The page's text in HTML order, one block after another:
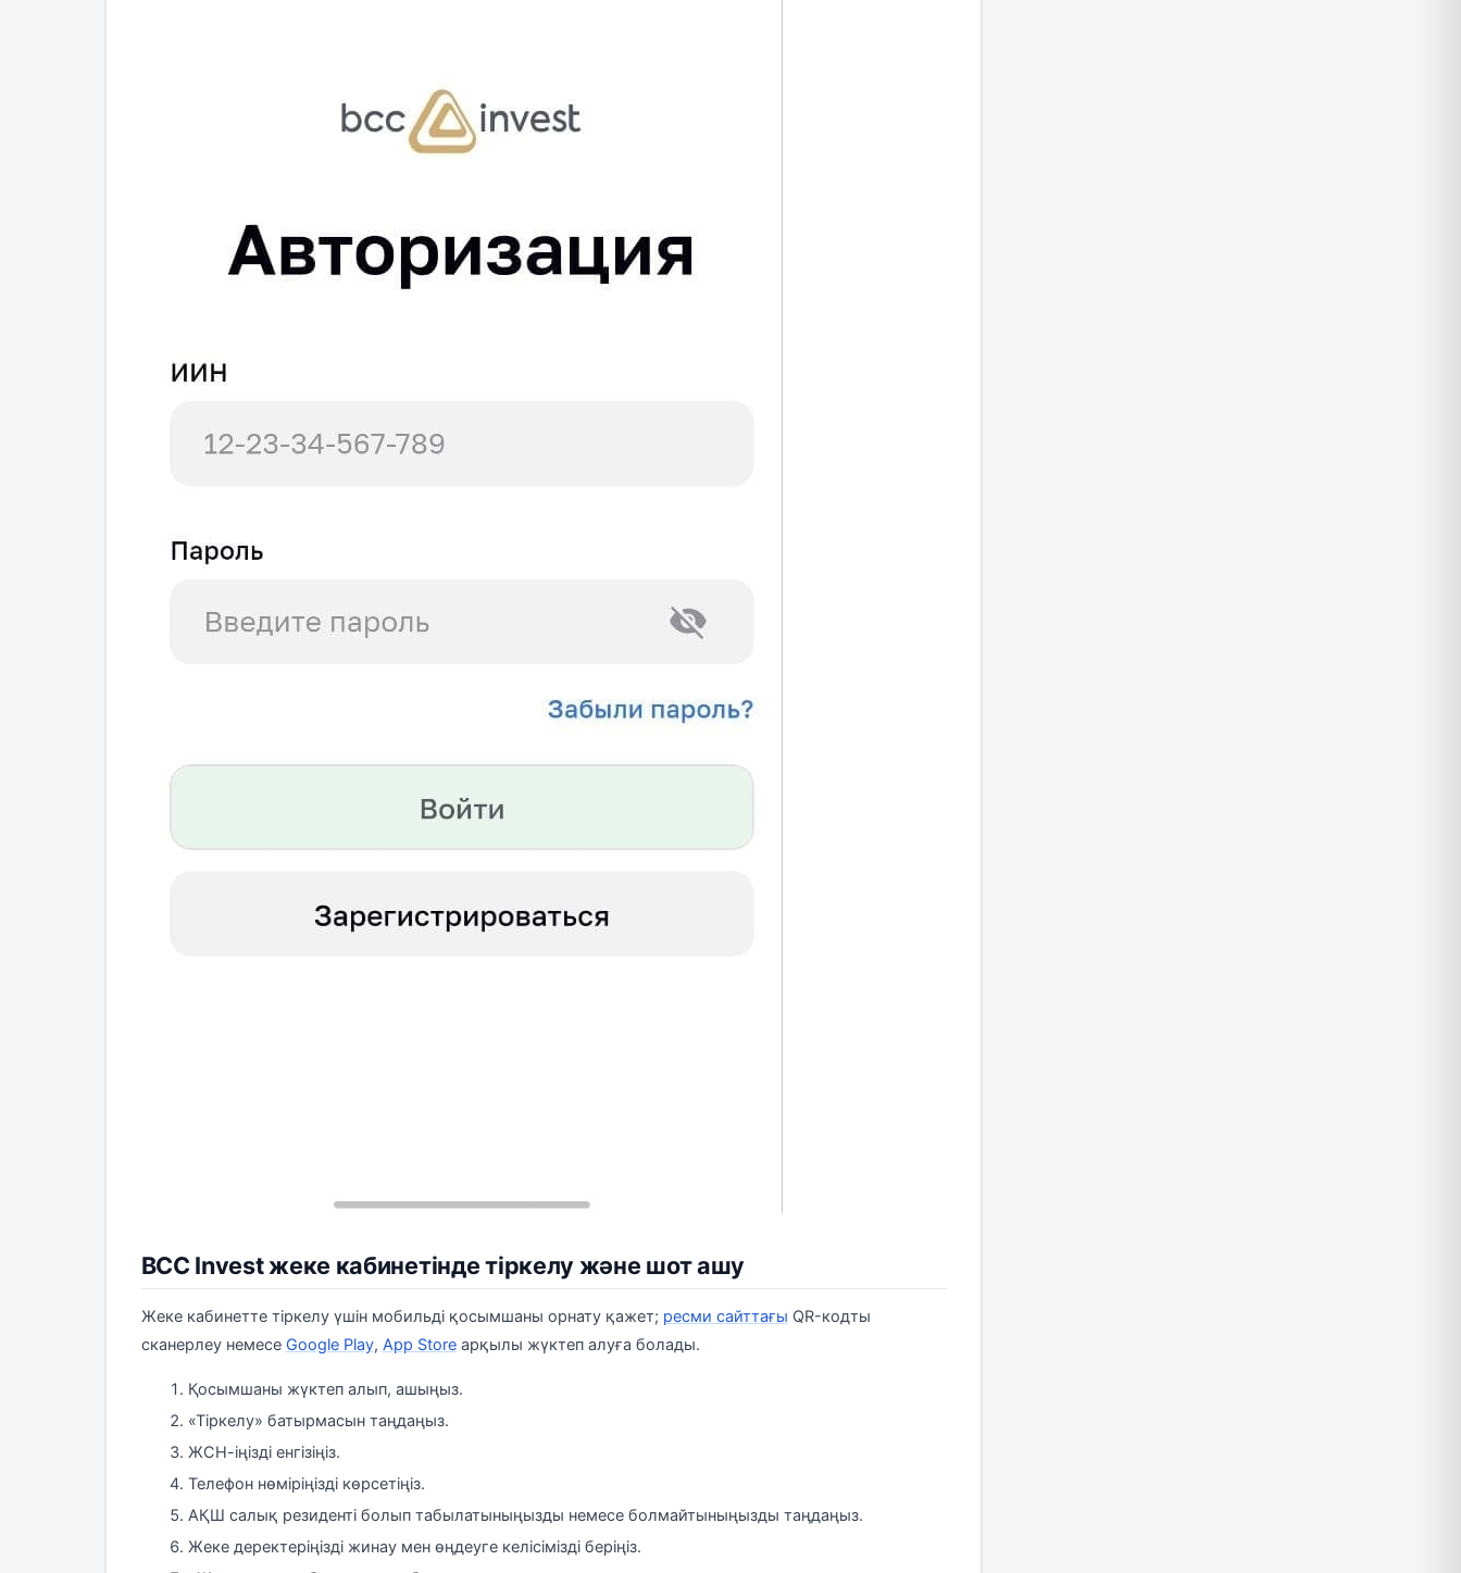
BCC Invest жеке кабинетінде тіркелу және шот ашу
Жеке кабинетте тіркелу үшін мобильді қосымшаны орнату қажет; ресми сайттағы QR-кодты
сканерлеу немесе Google Play, App Storeарқылы жүктеп алуға болады.
Қосымшаны жүктеп алып, ашыңыз.
«Тіркелу» батырмасын таңдаңыз.
ЖСН-іңізді енгізіңіз.
Телефон нөміріңізді көрсетіңіз.
АҚШ салық резиденті болып табылатыныңызды немесе болмайтыныңызды таңдаңыз.
Жеке деректеріңізді жинау мен өңдеуге келісімізді беріңіз.